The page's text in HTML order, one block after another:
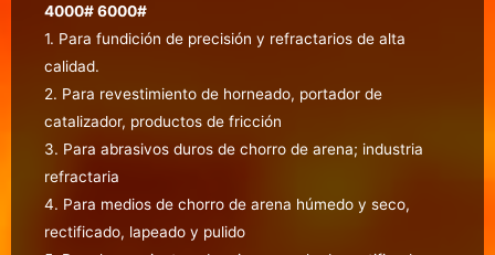
4000# 6000#
1. Para fundición de precisión y refractarios de alta
calidad.
2. Para revestimiento de horneado, portador de
catalizador, productos de fricción
3. Para abrasivos duros de chorro de arena; industria
refractaria
4. Para medios de chorro de arena húmedo y seco,
rectificado, lapeado y pulido